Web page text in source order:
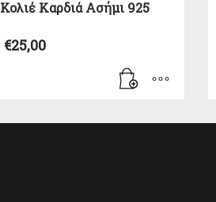
Κολιέ Καρδιά Ασήμι 925
€25,00